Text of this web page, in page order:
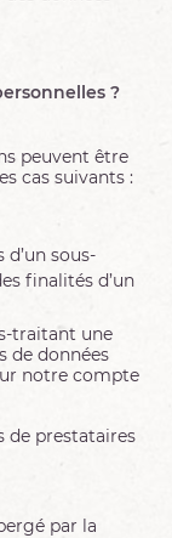
?
peuvent être
cas suivants :
sous-
finalités d’un
traitant une
de données
notre compte
de prestataires
par la